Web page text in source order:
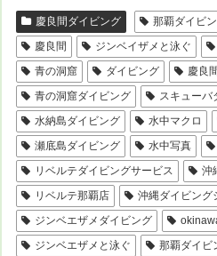
慶良間ダイビング 那覇ダイビ
慶良間
ジンベイザメと泳ぐ
青の洞窟
ダイビング
慶良
青の洞窟ダイビング
スキューバ
水納島ダイビング
水中マクロ
瀬底島ダイビング
水中写真
リベルテダイビングサービス
沖
リベルテ那覇店
沖縄ダイビング
ジンベエザメダイビング
ジンベエザメと泳ぐ
那覇ダイビ